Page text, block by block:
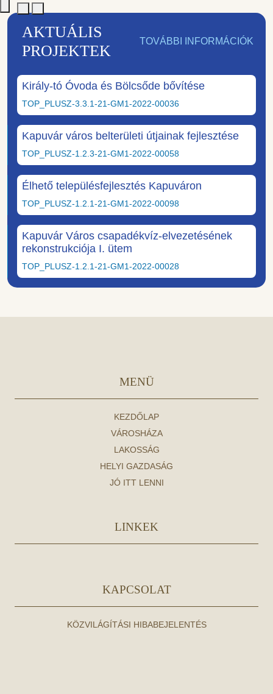
AKTUÁLIS
PROJEKTEK
TOVÁBBI INFORMÁCIÓK
Király-tó Óvoda és Bölcsőde bővítése
TOP_PLUSZ-3.3.1-21-GM1-2022-00036
Kapuvár város belterületi útjainak fejlesztése
TOP_PLUSZ-1.2.3-21-GM1-2022-00058
Élhető településfejlesztés Kapuváron
TOP_PLUSZ-1.2.1-21-GM1-2022-00098
Kapuvár Város csapadékvíz-elvezetésének
rekonstrukciója I. ütem
TOP_PLUSZ-1.2.1-21-GM1-2022-00028
MENÜ
KEZDŐLAP
VÁROSHÁZA
LAKOSSÁG
HELYI GAZDASÁG
JÓ ITT LENNI
LINKEK
KAPCSOLAT
KÖZVILÁGÍTÁSI HIBABEJELENTÉS